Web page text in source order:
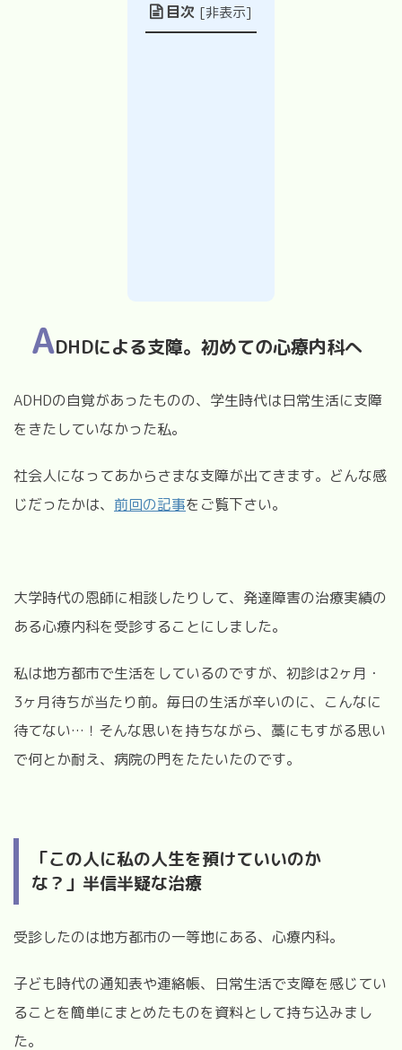
目次 [非表示]
ADHDによる支障。初めての心療内科へ
ADHDの自覚があったものの、学生時代は日常生活に支障
をきたしていなかった私。
社会人になってあからさまな支障が出てきます。どんな感
じだったかは、 前回の記事をご覧下さい。
大学時代の恩師に相談したりして、発達障害の治療実績の
ある心療内科を受診することにしました。
私は地方都市で生活をしているのですが、初診は2ヶ月・
3ヶ月待ちが当たり前。毎日の生活が辛いのに、こんなに
待てない… ！そんな思いを持ちながら、藁にもすがる思い
で何とか耐え、病院の門をたたいたのです。
「この人に私の人生を預けていいのか
な？」半信半疑な治療
受診したのは地方都市の一等地にある、心療内科。
子ども時代の通知表や連絡帳、日常生活で支障を感じてい
ることを簡単にまとめたものを資料として持ち込みまし
た。